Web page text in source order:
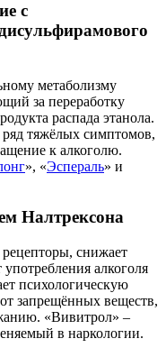
с
метаболизму
за переработку
распада этанола.
ряд тяжёлых симптомов,
к алкоголю.
», «Эспераль» и
Налтрексона
снижает
алкоголя
психологическую
от запрещённых веществ,
«Вивитрол» –
в наркологии.